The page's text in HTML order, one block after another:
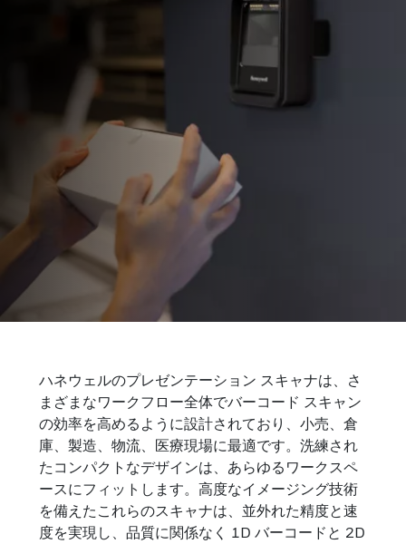
ャナ
ハンズフリー プレゼンテーション スキャナは、コ
ンパクトな設計で高速かつ信頼性の高いバーコー
ド スキャンを実現します。
ハネウェルのプレゼンテーション スキャナは、さ
まざまなワークフロー全体でバーコード スキャン
の効率を高めるように設計されており、小売、倉
庫、製造、物流、医療現場に最適です。洗練され
たコンパクトなデザインは、あらゆるワークスペ
ースにフィットします。高度なイメージング技術
を備えたこれらのスキャナは、並外れた精度と速
度を実現し、品質に関係なく 1D バーコードと 2D